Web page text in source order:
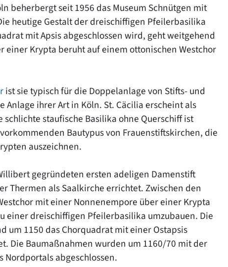
beherbergt seit 1956 das Museum Schnütgen mit
heutige Gestalt der dreischiffigen Pfeilerbasilika
mit Apsis abgeschlossen wird, geht weitgehend
einer Krypta beruht auf einem ottonischen Westchor
ist sie typisch für die Doppelanlage von Stifts- und
ihrer Art in Köln. St. Cäcilia erscheint als
schlichte staufische Basilika ohne Querschiff ist
Bautypus von Frauenstiftskirchen, die
auszeichnen.
gegründeten ersten adeligen Damenstift
Thermen als Saalkirche errichtet. Zwischen den
mit einer Nonnenempore über einer Krypta
einer dreischiffigen Pfeilerbasilika umzubauen. Die
um 1150 das Chorquadrat mit einer Ostapsis
Die Baumaßnahmen wurden um 1160/70 mit der
Nordportals abgeschlossen.